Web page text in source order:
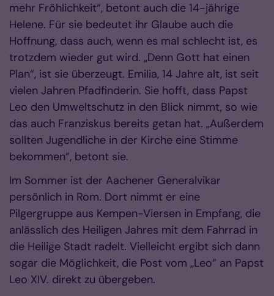
mehr Fröhlichkeit“, betont auch die 14-jährige
Helene. Für sie bedeutet ihr Glaube auch die
Hoffnung, dass auch, wenn es mal schlecht ist, es
trotzdem wieder gut wird. „Denn Gott hat einen
Plan“, ist sie überzeugt. Emilia, 14 Jahre alt, ist seit
vielen Jahren Pfadfinderin. Sie hofft, dass Papst
Leo den Umweltschutz in den Blick nimmt, so wie
das auch Franziskus bereits getan hat. „Außerdem
sollten Jugendliche in der Kirche eine Stimme
bekommen“, betont sie.
Im Sommer ist der Aachener Generalvikar
persönlich in Rom. Dort nimmt er eine
Pilgergruppe aus Kempen-Viersen in Empfang, die
anlässlich des Heiligen Jahres mit dem Fahrrad in
die Heilige Stadt radelt. Vielleicht ergibt sich dann
sogar die Möglichkeit, die Post vom „Leo“ an Papst
Leo XIV. direkt zu übergeben.